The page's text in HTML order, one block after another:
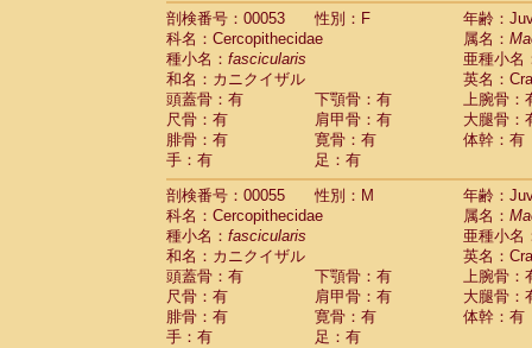
剖検番号：00053
性別：F
年齢：
科名：Cercopithecidae
属名：
種小名： fascicularis
亜種小名
和名：カニクイザル
英名：
頭蓋骨：有
下顎骨：有
上腕骨：
尺骨：有
肩甲骨：有
大腿骨：
腓骨：有
寛骨：有
体幹：有
手：有
足：有
剖検番号：00055
性別：M
年齢：
科名：Cercopithecidae
属名：
種小名： fascicularis
亜種小名
和名：カニクイザル
英名：
頭蓋骨：有
下顎骨：有
上腕骨：
尺骨：有
肩甲骨：有
大腿骨：
腓骨：有
寛骨：有
体幹：有
手：有
足：有